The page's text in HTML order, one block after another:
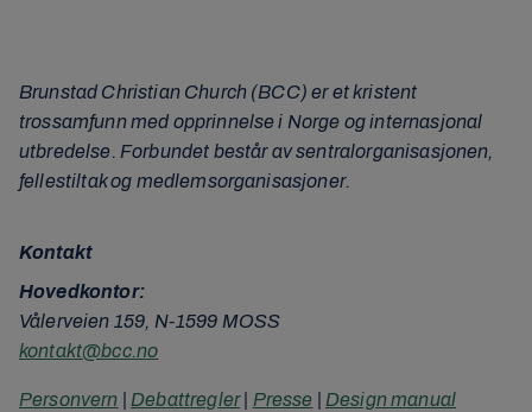
Brunstad Christian Church (BCC) er et kristent
trossamfunn med opprinnelse i Norge og internasjonal
utbredelse. Forbundet består av sentralorganisasjonen,
fellestiltak og medlemsorganisasjoner.
Kontakt
Hovedkontor:
Vålerveien 159, N-1599 MOSS
kontakt@bcc.no
Personvern Debattregler| Presse Design manual